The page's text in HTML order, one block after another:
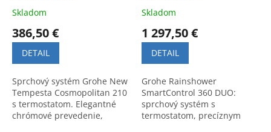
Skladom
386,50 €
DETAIL
Sprchový systém Grohe New
Tempesta Cosmopolitan 210
s termostatom. Elegantné
chrómové prevedenie,
Skladom
1 297,50 €
DETAIL
Grohe Rainshower
SmartControl 360 DUO:
sprchový systém s
termostatom, precíznym